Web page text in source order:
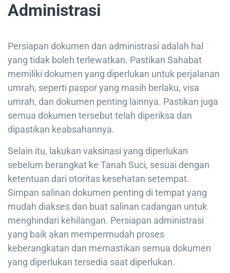
Administrasi
Persiapan dokumen dan administrasi adalah hal
yang tidak boleh terlewatkan. Pastikan Sahabat
memiliki dokumen yang diperlukan untuk perjalanan
umrah, seperti paspor yang masih berlaku, visa
umrah, dan dokumen penting lainnya. Pastikan juga
semua dokumen tersebut telah diperiksa dan
dipastikan keabsahannya.
Selain itu, lakukan vaksinasi yang diperlukan
sebelum berangkat ke Tanah Suci, sesuai dengan
ketentuan dari otoritas kesehatan setempat.
Simpan salinan dokumen penting di tempat yang
mudah diakses dan buat salinan cadangan untuk
menghindari kehilangan. Persiapan administrasi
yang baik akan mempermudah proses
keberangkatan dan memastikan semua dokumen
yang diperlukan tersedia saat diperlukan.